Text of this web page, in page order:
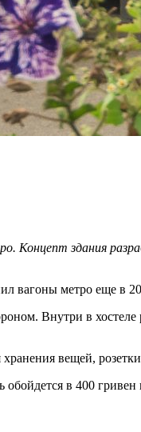
Концепт здания
вагоны метро еще в
Внутри в
вещей, розетки
в 400 гривен